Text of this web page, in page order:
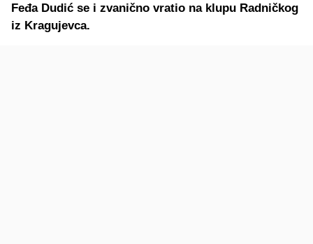
Feđa Dudić se i zvanično vratio na klupu Radničkog
iz Kragujevca.